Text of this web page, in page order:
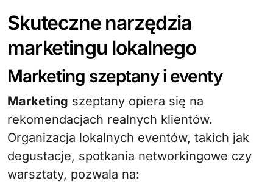
Skuteczne narzędzia
marketingu lokalnego
Marketing szeptany i eventy
Marketing szeptany opiera się na
rekomendacjach realnych klientów.
Organizacja lokalnych eventów, takich jak
degustacje, spotkania networkingowe czy
warsztaty, pozwala na: